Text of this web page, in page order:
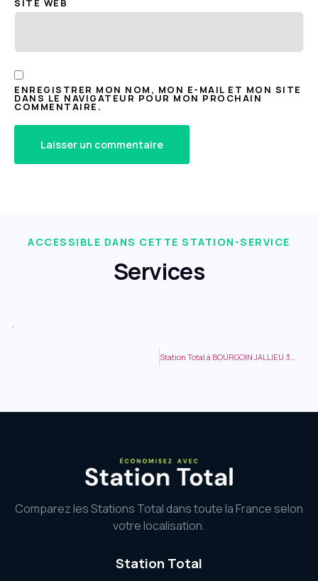
SITE WEB
ENREGISTRER MON NOM, MON E-MAIL ET MON SITE
DANS LE NAVIGATEUR POUR MON PROCHAIN
COMMENTAIRE.
ACCESSIBLE DANS CETTE STATION-SERVICE
Services
.
Comparez les Stations Total dans toute la France selon
votre localisation.
Station Total